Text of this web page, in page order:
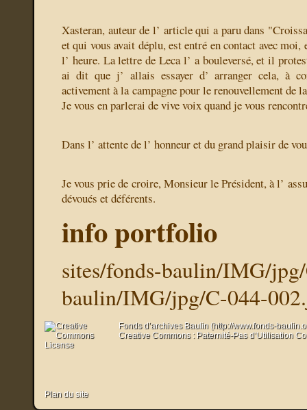
Xasteran, auteur de l’ article qui a paru dans
et qui vous avait déplu, est entré en contact avec
l’ heure. La lettre de Leca l’ a bouleversé, et il
ai dit que j’ allais essayer d’ arranger cela, à
activement à la campagne pour le renouvellement de
Je vous en parlerai de vive voix quand je vous
Dans l’ attente de l’ honneur et du grand plaisir de
Je vous prie de croire, Monsieur le Président, à l’
dévoués et déférents.
info portfolio
sites/fonds-baulin/IMG/
baulin/IMG/jpg/C-044-
Fonds d’archives Baulin (http://www.fonds-
Creative Commons : Paternité-Pas d’Utilisation
Plan du site